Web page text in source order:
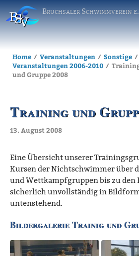
Bruchsaler Schwimmverein
Home Veranstaltungen Sonstige
Veranstaltungen 2006-2010
und Gruppe 2008
Training und
13. August 2008
Eine Übersicht unserer
Kursen der Nichtschwimmer über
und Wettkampfgruppen bis zu den
sicherlich unvollständig in
untenstehend.
Bildergalerie Trainig und